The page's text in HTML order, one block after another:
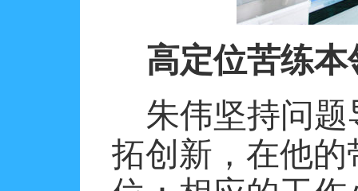
高定位苦练本
朱伟坚持问
拓创新，在他